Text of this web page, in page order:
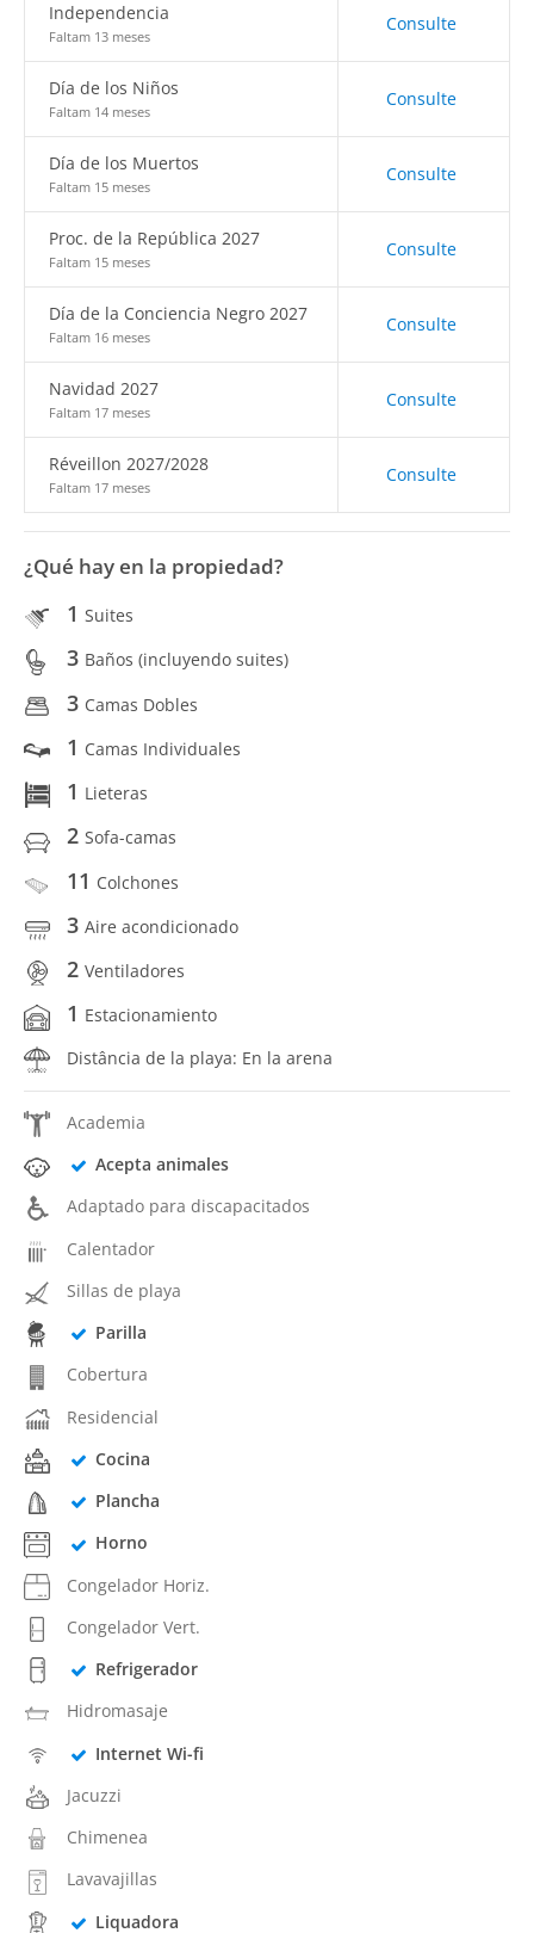
Independencia
Faltam 13 meses
Consulte
Día de los Niños
Faltam 14 meses
Consulte
Día de los Muertos
Faltam 15 meses
Consulte
Proc. de la República 2027
Faltam 15 meses
Consulte
Día de la Conciencia Negro 2027
Faltam 16 meses
Consulte
Navidad 2027
Faltam 17 meses
Consulte
Réveillon 2027/2028
Faltam 17 meses
Consulte
¿Qué hay en la propiedad?
1 Suites
3 Baños (incluyendo suites)
3 Camas Dobles
1 Camas Individuales
1 Lieteras
2 Sofa-camas
11 Colchones
3 Aire acondicionado
2 Ventiladores
1 Estacionamiento
Distância de la playa: En la arena
Academia
Acepta animales
Adaptado para discapacitados
Calentador
Sillas de playa
Parilla
Cobertura
Residencial
Cocina
Plancha
Horno
Congelador Horiz.
Congelador Vert.
Refrigerador
Hidromasaje
Internet Wi-fi
Jacuzzi
Chimenea
Lavavajillas
Liquadora